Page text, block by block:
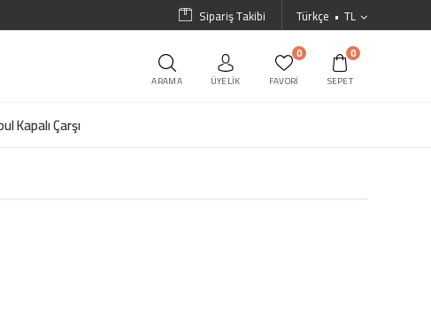
Türkçe TL
Sipariş Takibi
ARAMA ÜYELIK
0
FAVORI
0
SEPET
Kapalı Çarşı